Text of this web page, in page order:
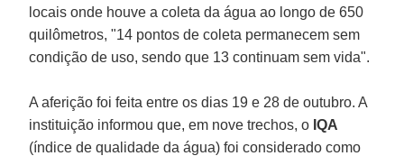
locais onde houve a coleta da água ao longo de 650
quilômetros, "14 pontos de coleta permanecem sem
condição de uso, sendo que 13 continuam sem vida".
A aferição foi feita entre os dias 19 e 28 de outubro. A
instituição informou que, em nove trechos, o IQA
(índice de qualidade da água) foi considerado como